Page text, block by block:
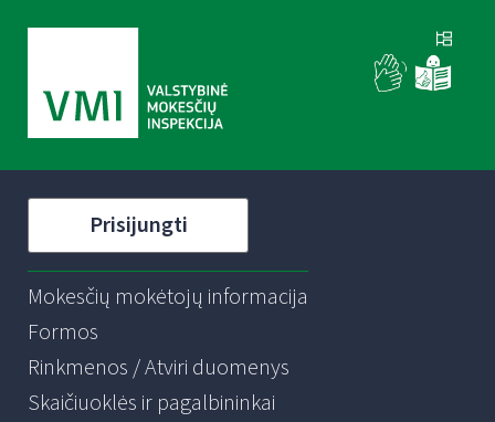
Prisijungti
Mokesčių mokėtojų informacija
Formos
Rinkmenos / Atviri duomenys
Skaičiuoklės ir pagalbininkai